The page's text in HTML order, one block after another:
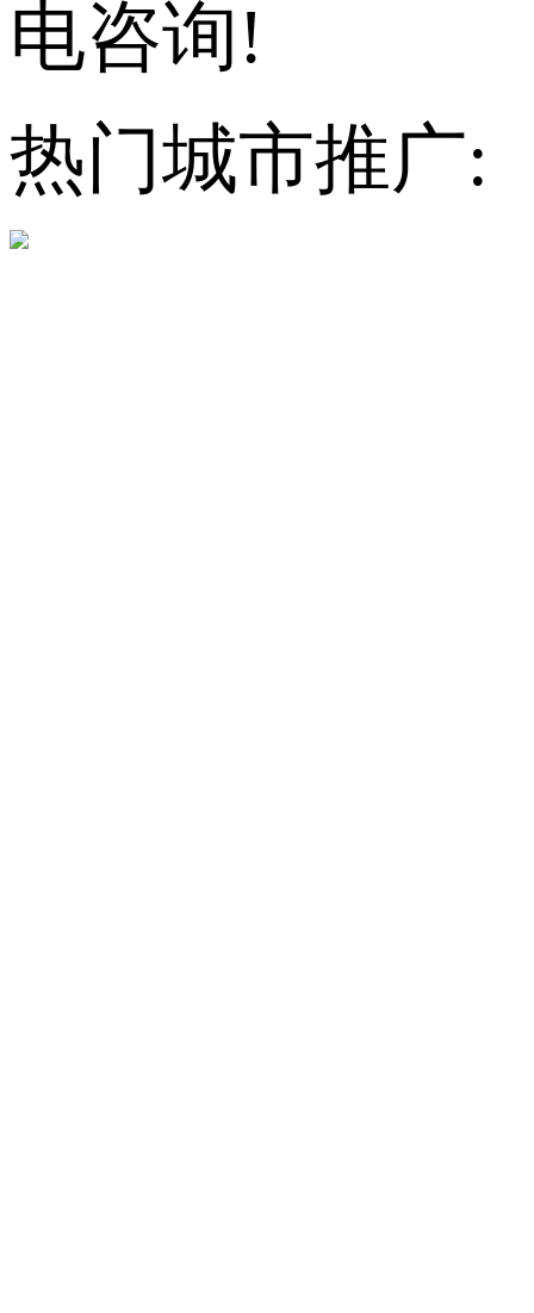
电咨询!
热门城市推广: